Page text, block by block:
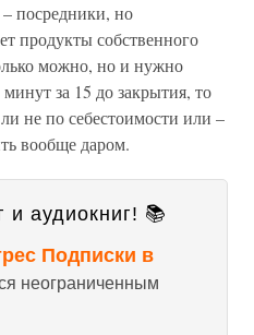
посредники, но
продукты собственного
можно, но и нужно
за 15 до закрытия, то
не по себестоимости или –
вообще даром.
и аудиокниг! 📚
Подписки в
неограниченным